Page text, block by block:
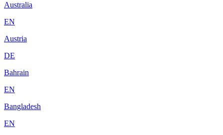
Australia
EN
Austria
DE
Bahrain
EN
Bangladesh
EN